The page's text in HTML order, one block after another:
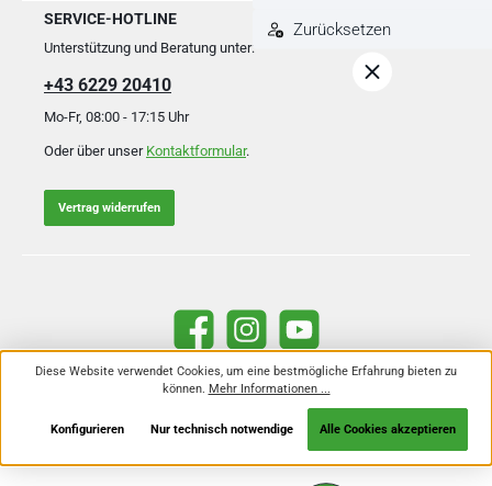
SERVICE-HOTLINE
Unterstützung und Beratung unter:
+43 6229 20410
Mo-Fr, 08:00 - 17:15 Uhr
Oder über unser Kontaktformular.
Vertrag widerrufen
Facebook Instagram YouTube
Alle Preise inkl. gesetzl. Mehrwertsteuer zzgl.Versandkosten
Nachnahmegebühren, wenn nicht anders angegeben.
Zurücksetzen
Diese Website verwendet Cookies, um eine bestmögliche Erfahrung bieten zu
können. Mehr Informationen ...
Nur technisch notwendige
Konfigurieren Alle Cookies akzeptieren